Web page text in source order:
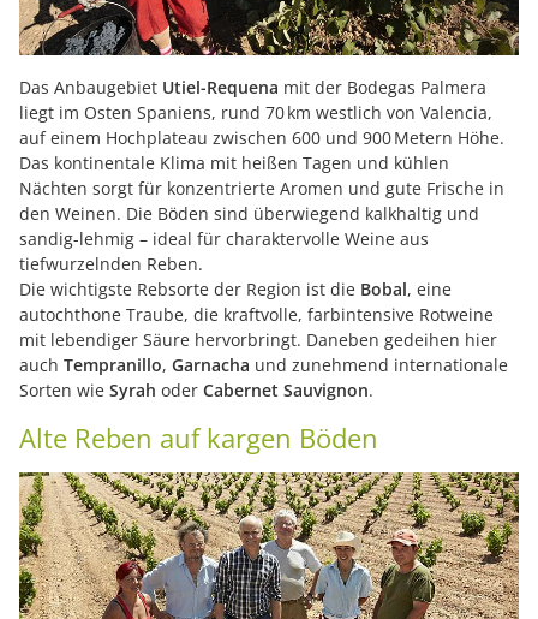
Das Anbaugebiet Utiel-Requena mit der Bodegas Palmera
liegt im Osten Spaniens, rund 70 km westlich von Valencia,
auf einem Hochplateau zwischen 600 und 900 Metern Höhe.
Das kontinentale Klima mit heißen Tagen und kühlen
Nächten sorgt für konzentrierte Aromen und gute Frische in
den Weinen. Die Böden sind überwiegend kalkhaltig und
sandig-lehmig – ideal für charaktervolle Weine aus
tiefwurzelnden Reben.
Die wichtigste Rebsorte der Region ist die Bobal, eine
autochthone Traube, die kraftvolle, farbintensive Rotweine
mit lebendiger Säure hervorbringt. Daneben gedeihen hier
auch Tempranillo, Garnacha und zunehmend internationale
Sorten wie Syrah oder Cabernet Sauvignon.
Alte Reben auf kargen Böden